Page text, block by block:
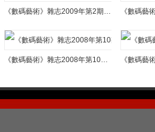
《數碼藝術》雜志2009年第2期預覽
《數碼藝術》雜志2008年第10期預覽